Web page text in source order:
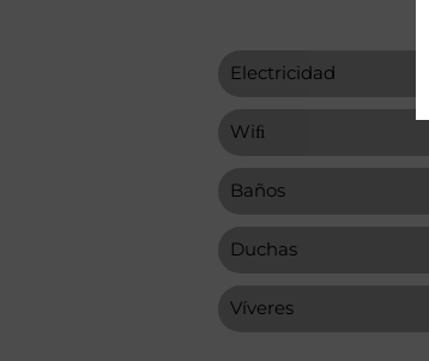
Electricidad
Wiﬁ
Baños
Duchas
Víveres